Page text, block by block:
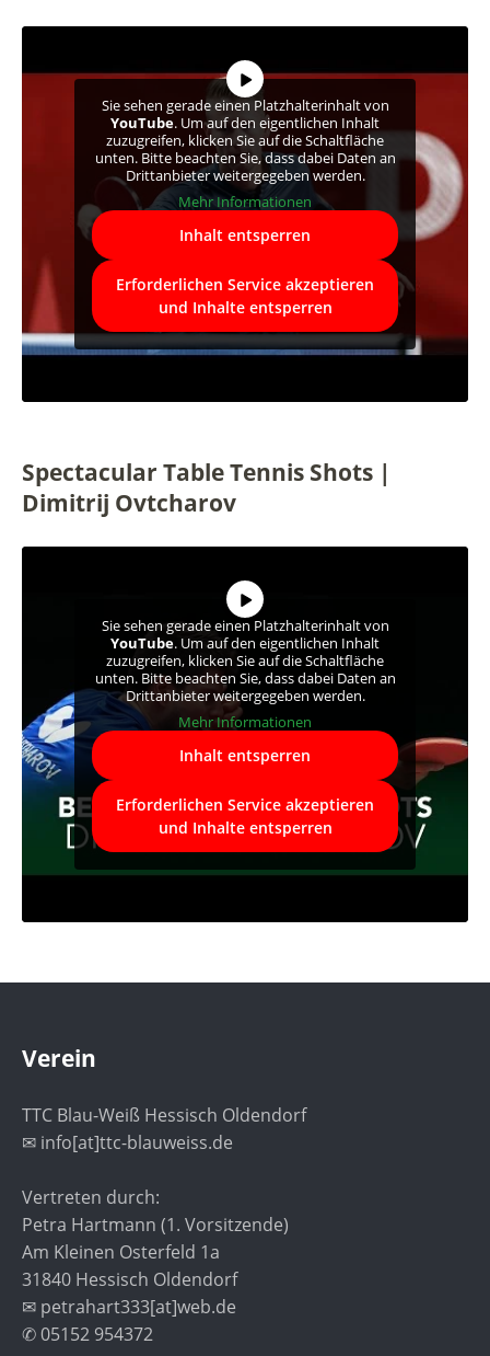
Sie sehen gerade einen Platzhalterinhalt von
YouTube. Um auf den eigentlichen Inhalt
zuzugreifen, klicken Sie auf die Schaltfläche
unten. Bitte beachten Sie, dass dabei Daten an
Drittanbieter weitergegeben werden.
Mehr Informationen
Inhalt entsperren
Erforderlichen Service akzeptieren
und Inhalte entsperren
Spectacular Table Tennis Shots |
Dimitrij Ovtcharov
Sie sehen gerade einen Platzhalterinhalt von
YouTube. Um auf den eigentlichen Inhalt
zuzugreifen, klicken Sie auf die Schaltfläche
unten. Bitte beachten Sie, dass dabei Daten an
Drittanbieter weitergegeben werden.
Mehr Informationen
Inhalt entsperren
Erforderlichen Service akzeptieren
und Inhalte entsperren
Verein
TTC Blau-Weiß Hessisch Oldendorf
✉ info[at]ttc-blauweiss.de
Vertreten durch:
Petra Hartmann (1. Vorsitzende)
Am Kleinen Osterfeld 1a
31840 Hessisch Oldendorf
✉ petrahart333[at]web.de
✆ 05152 954372